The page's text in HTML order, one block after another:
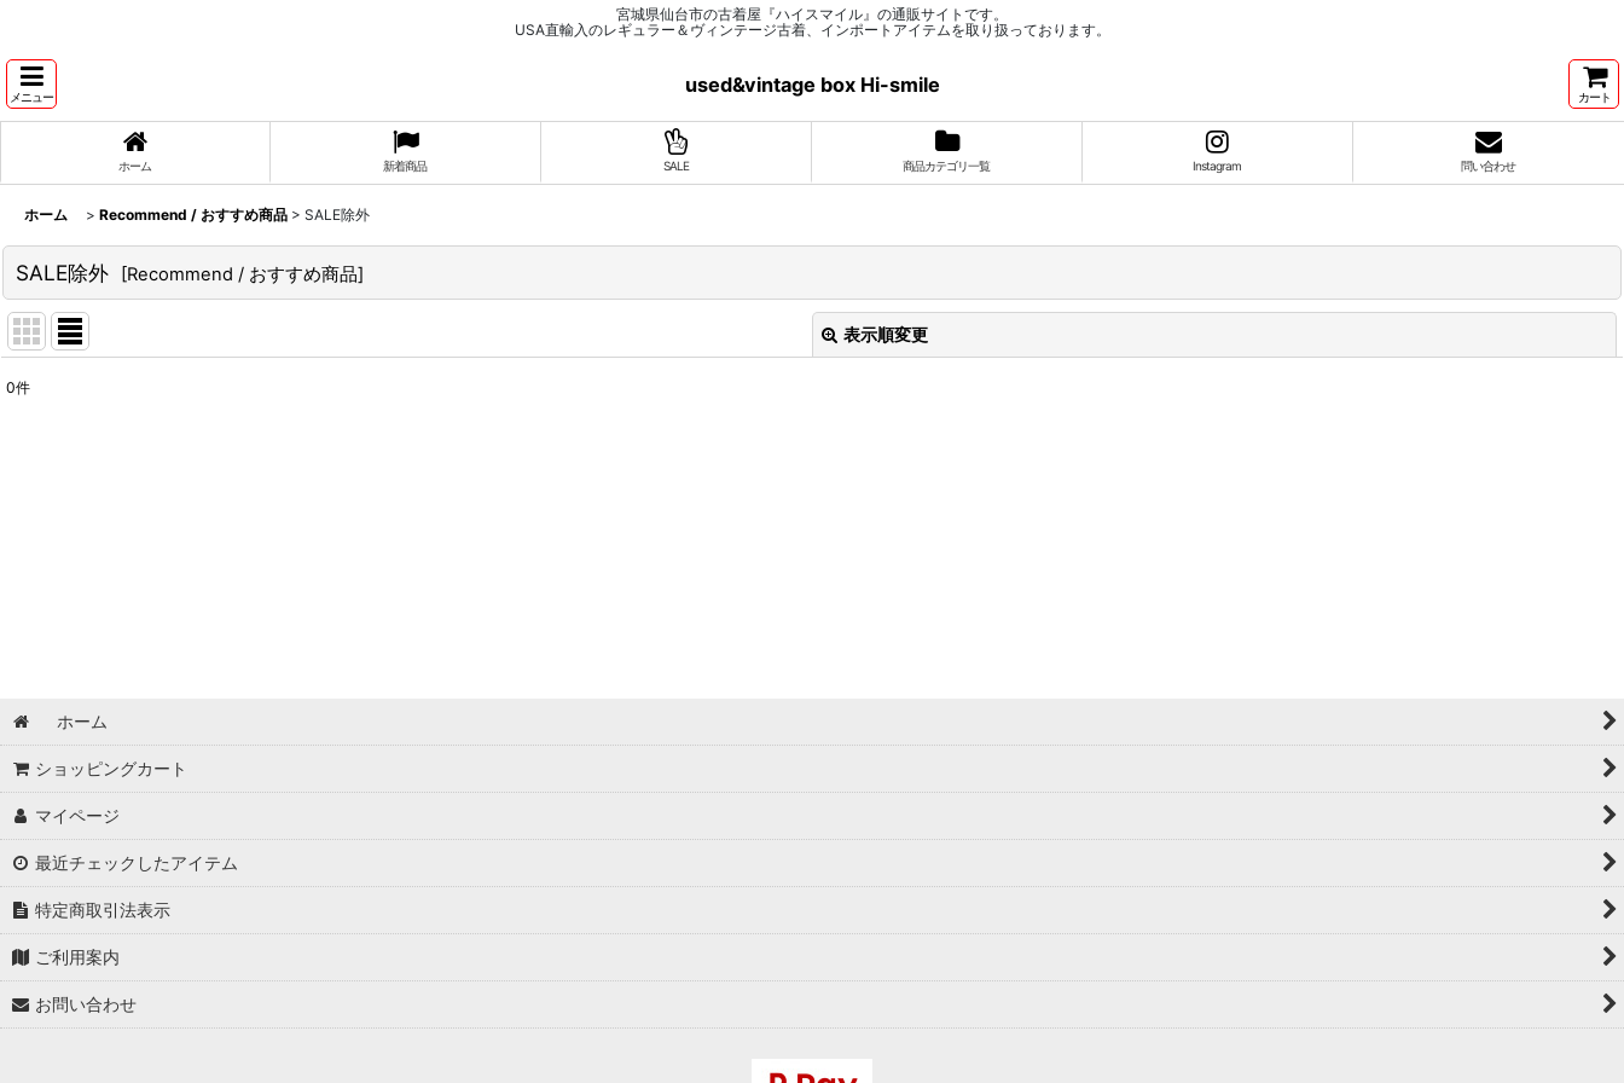
宮城県仙台市の古着屋『ハイスマイル』の通販サイトです。
USA直輸入のレギュラー＆ヴィンテージ古着、インポートアイテムを取り扱っております。
メニュー
used&vintage box Hi-smile
カート
ホーム 新着商品 SALE 商品カテゴリ一覧 Instagram 問い合わせ
ホーム > Recommend / おすすめ商品 > SALE除外
SALE除外 [Recommend / おすすめ商品]
表示順変更
0件
ホーム
ショッピングカート
マイページ
最近チェックしたアイテム
特定商取引法表示
ご利用案内
お問い合わせ